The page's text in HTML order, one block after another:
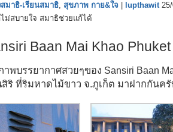
มาธิ-เรียนสมาธิ, สุขภาพ กาย&ใจ lupthawit25/
ม่สบายใจ สมาธิช่วยแก้ได้
Baan Mai Khao
าพบรรยากาศสวยๆของ Sansiri Baan
ริ ที่ริมหาดไม้ขาว จ.ภูเก็ต มาฝากกันค